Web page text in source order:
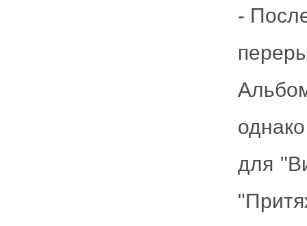
-
для